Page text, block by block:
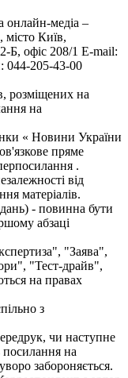
онлайн-медіа –
Київ,
офіс 208/1 E-mail:
044-205-43-00
розміщених на
на
« Новини України
пряме
.
від
матеріалів.
- повинна бути
абзаці
"Заява",
"Тест-драйв",
на правах
з
чи наступне
на
забороняється.